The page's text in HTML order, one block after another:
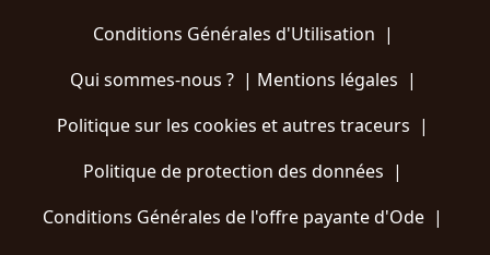
Conditions Générales d'Utilisation |
Qui sommes-nous ?| Mentions légales |
Politique sur les cookies et autres traceurs |
Politique de protection des données |
Conditions Générales de l'offre payante d'Ode |